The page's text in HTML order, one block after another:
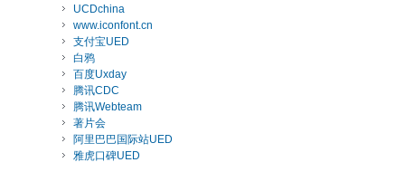
UCDchina
www.iconfont.cn
支付宝UED
白鸦
百度Uxday
腾讯CDC
腾讯Webteam
著片会
阿里巴巴国际站UED
雅虎口碑UED